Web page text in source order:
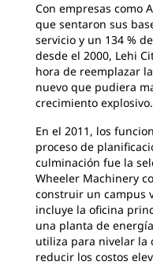
Con empresas como
que sentaron sus
servicio y un 134 %
desde el 2000, Lehi
hora de reemplazar
nuevo que pudiera
crecimiento explosivo.
En el 2011, los
proceso de
culminación fue la
Wheeler Machinery
construir un campus
incluye la oficina
una planta de
utiliza para nivelar la
reducir los costos